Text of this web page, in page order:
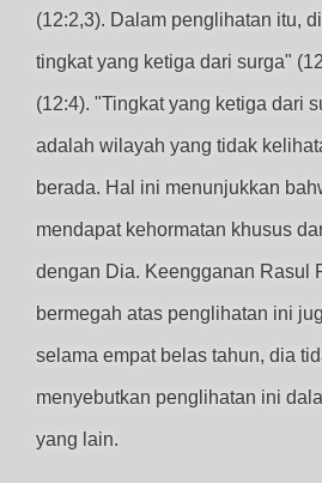
(12:2,3). Dalam penglihatan itu,
tingkat yang ketiga dari surga"
(12:4). "Tingkat yang ketiga dari
adalah wilayah yang tidak
berada. Hal ini menunjukkan
mendapat kehormatan khusus
dengan Dia. Keengganan Rasul
bermegah atas penglihatan ini
selama empat belas tahun, dia
menyebutkan penglihatan ini
yang lain.